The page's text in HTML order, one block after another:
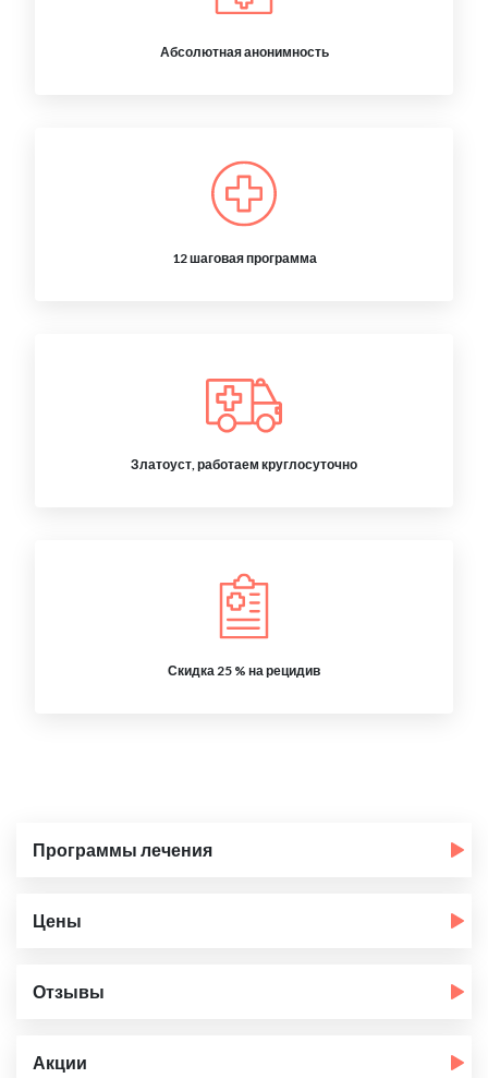
Абсолютная анонимность
12 шаговая программа
Златоуст, работаем круглосуточно
Скидка 25 % на рецидив
Программы лечения
Цены
Отзывы
Акции